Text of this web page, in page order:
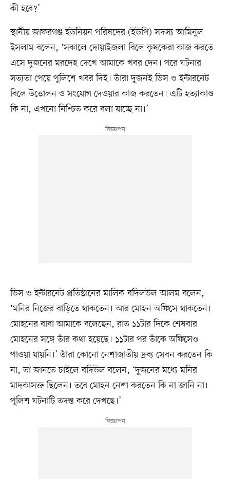
কী হবে?’
স্থানীয় জাফরগঞ্জ ইউনিয়ন পরিষদের (ইউপি) সদস্য আমিনুল
ইসলাম বলেন, ‘সকালে দোয়াইজলা বিলে কৃষকেরা কাজ করতে
এসে দুজনের মরদেহ দেখে আমাকে খবর দেন। পরে ঘটনার
সত্যতা পেয়ে পুলিশে খবর দিই। তাঁরা দুজনই ডিস ও ইন্টারনেট
বিলে উত্তোলন ও সংযোগ দেওয়ার কাজ করতেন। এটি হত্যাকাণ্ড
কি না, এখনো নিশ্চিত করে বলা যাচ্ছে না।’
ডিস ও ইন্টারনেট প্রতিষ্ঠানের মালিক বদিলউল আলম বলেন,
‘মনির নিজের বাড়িতে থাকতেন। আর মোহন অফিসে থাকতেন।
মোহনের বাবা আমাকে বলেছেন, রাত ১১টার দিকে শেষবার
মোহনের সঙ্গে তাঁর কথা হয়েছে। ১১টার পর তাঁকে অফিসেও
পাওয়া যায়নি।’ তাঁরা কোনো নেশাজাতীয় দ্রব্য সেবন করতেন কি
না, তা জানতে চাইলে বদিউল বলেন, ‘দুজনের মধ্যে মনির
মাদকাসক্ত ছিলেন। তবে মোহন নেশা করতেন কি না জানি না।
পুলিশ ঘটনাটি তদন্ত করে দেখছে।’